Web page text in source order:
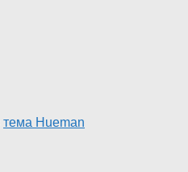
тема Hueman